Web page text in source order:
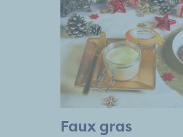
Faux gras